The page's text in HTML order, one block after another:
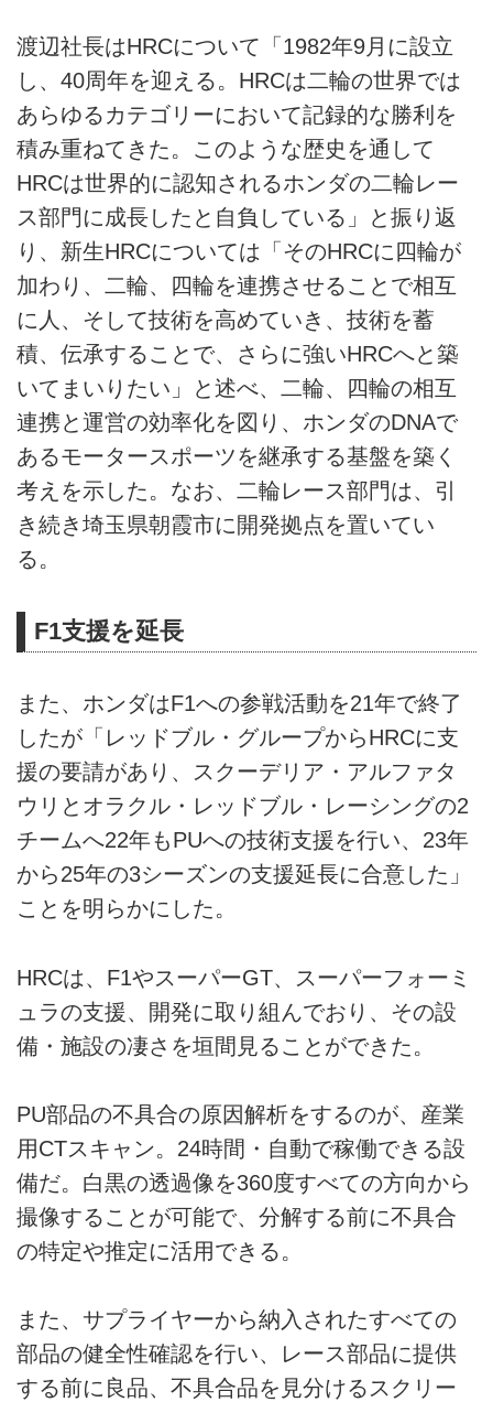
渡辺社長はHRCについて「1982年9月に設立
し、40周年を迎える。HRCは二輪の世界では
あらゆるカテゴリーにおいて記録的な勝利を
積み重ねてきた。このような歴史を通して
HRCは世界的に認知されるホンダの二輪レー
ス部門に成長したと自負している」と振り返
り、新生HRCについては「そのHRCに四輪が
加わり、二輪、四輪を連携させることで相互
に人、そして技術を高めていき、技術を蓄
積、伝承することで、さらに強いHRCへと築
いてまいりたい」と述べ、二輪、四輪の相互
連携と運営の効率化を図り、ホンダのDNAで
あるモータースポーツを継承する基盤を築く
考えを示した。なお、二輪レース部門は、引
き続き埼玉県朝霞市に開発拠点を置いてい
る。
F1支援を延長
また、ホンダはF1への参戦活動を21年で終了
したが「レッドブル・グループからHRCに支
援の要請があり、スクーデリア・アルファタ
ウリとオラクル・レッドブル・レーシングの2
チームへ22年もPUへの技術支援を行い、23年
から25年の3シーズンの支援延長に合意した」
ことを明らかにした。
HRCは、F1やスーパーGT、スーパーフォーミ
ュラの支援、開発に取り組んでおり、その設
備・施設の凄さを垣間見ることができた。
PU部品の不具合の原因解析をするのが、産業
用CTスキャン。24時間・自動で稼働できる設
備だ。白黒の透過像を360度すべての方向から
撮像することが可能で、分解する前に不具合
の特定や推定に活用できる。
また、サプライヤーから納入されたすべての
部品の健全性確認を行い、レース部品に提供
する前に良品、不具合品を見分けるスクリー